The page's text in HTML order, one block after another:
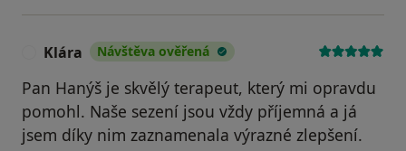
Klára Návštěva ověřená
Pan Hanýš je skvělý terapeut, který mi opravdu
pomohl. Naše sezení jsou vždy příjemná a já
jsem díky nim zaznamenala výrazné zlepšení.